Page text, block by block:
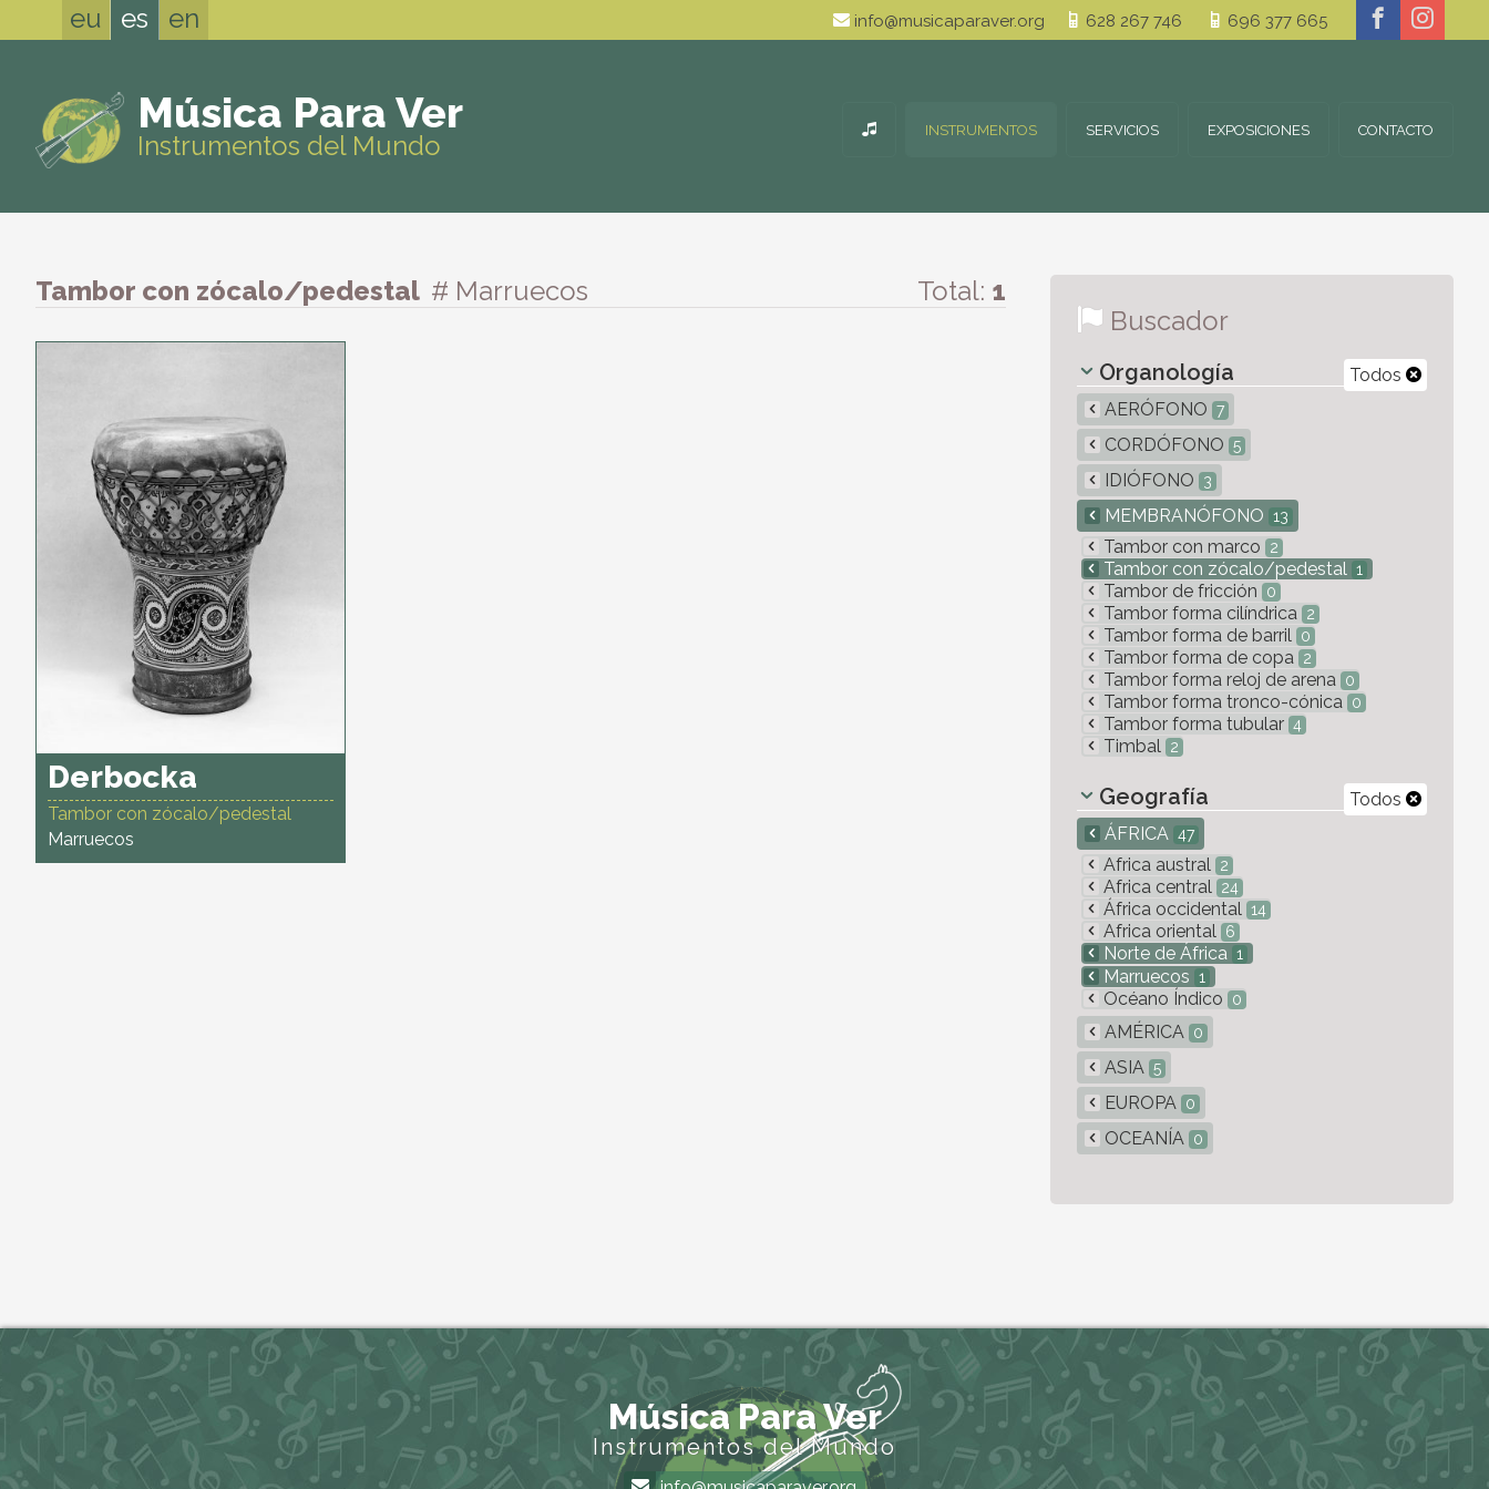
eu es en info@musicaparaver.org 628 267 746 696 377 665
Música Para Ver
Instrumentos del Mundo INSTRUMENTOS SERVICIOS EXPOSICIONES CONTACTO
Tambor con zócalo/pedestal # Marruecos Total: 1
Derbocka
Tambor con zócalo/pedestal
Marruecos
Buscador
Todos
Organología
AERÓFONO 7
CORDÓFONO 5
IDIÓFONO 3
MEMBRANÓFONO 13
Tambor con marco 2
Tambor con zócalo/pedestal 1
Tambor de fricción 0
Tambor forma cilíndrica 2
Tambor forma de barril 0
Tambor forma de copa 2
Tambor forma reloj de arena 0
Tambor forma tronco-cónica 0
Tambor forma tubular 4
Timbal 2
Todos
Geografía
ÁFRICA 47
Africa austral 2
Africa central 24
África occidental 14
Africa oriental 6
Norte de África 1
Marruecos 1
Océano Índico 0
AMÉRICA 0
ASIA 5
EUROPA 0
OCEANÍA 0
Música Para Ver
Instrumentos del Mundo